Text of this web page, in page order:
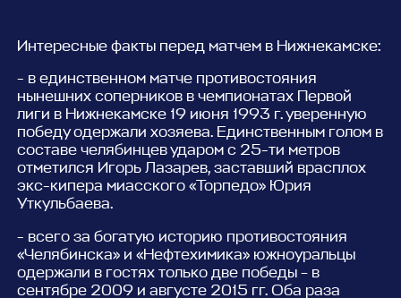
Интересные факты перед матчем в Нижнекамске:
- в единственном матче противостояния
нынешних соперников в чемпионатах Первой
лиги в Нижнекамске 19 июня 1993 г. уверенную
победу одержали хозяева. Единственным голом в
составе челябинцев ударом с 25-ти метров
отметился Игорь Лазарев, заставший врасплох
экс-кипера миасского «Торпедо» Юрия
Уткульбаева.
- всего за богатую историю противостояния
«Челябинска» и «Нефтехимика» южноуральцы
одержали в гостях только две победы – в
сентябре 2009 и августе 2015 гг. Оба раза